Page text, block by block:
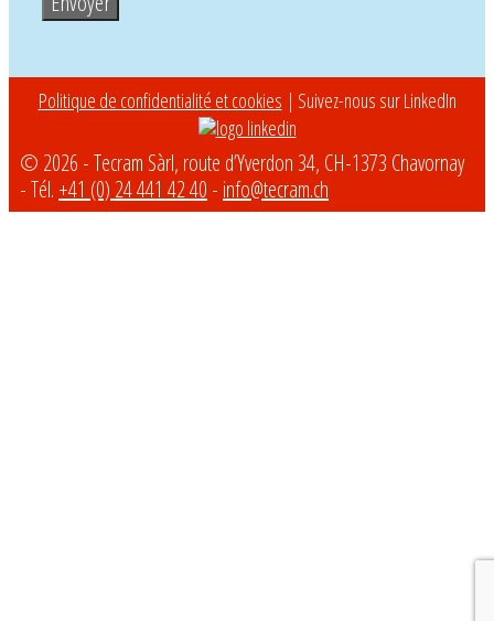
Politique de confidentialité et cookies | Suivez-nous sur LinkedIn
© 2026 - Tecram Sàrl, route d’Yverdon 34, CH-1373 Chavornay
- Tél. +41 (0) 24 441 42 40 - info@tecram.ch